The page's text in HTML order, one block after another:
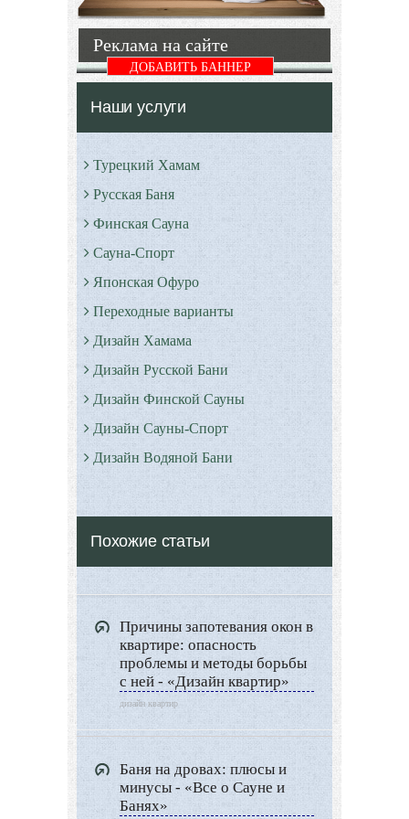
Подробнее
топливом
для нагрева
бани
Реклама на сайте
ДОБАВИТЬ БАННЕР
Наши услуги
Турецкий Хамам
Русская Баня
Финская Сауна
Сауна-Спорт
Японская Офуро
Переходные варианты
Дизайн Хамама
Дизайн Русской Бани
Дизайн Финской Сауны
Дизайн Сауны-Спорт
Дизайн Водяной Бани
Римские бани - Термы
Серные бани
Все о Сауне и Банях
Дизайн Саун
Типы Бань
Экстерьер
Декор
Двор и сад
Архитектура
Дизайн интерьера
Ландшафтный дизайн
LIMITED EDITION
Похожие статьи
Причины запотевания окон в
квартире: опасность
проблемы и методы борьбы
с ней - «Дизайн квартир»
дизайн квартир
Баня на дровах: плюсы и
минусы - «Все о Сауне и
Банях»